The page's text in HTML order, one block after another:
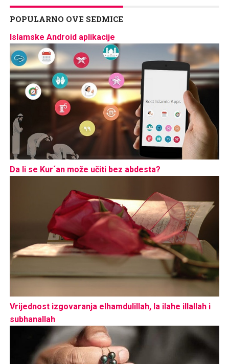
POPULARNO OVE SEDMICE
Islamske Android aplikacije
Da li se Kur´an može učiti bez abdesta?
Vrijednost izgovaranja elhamdulillah, la ilahe illallah i
subhanallah